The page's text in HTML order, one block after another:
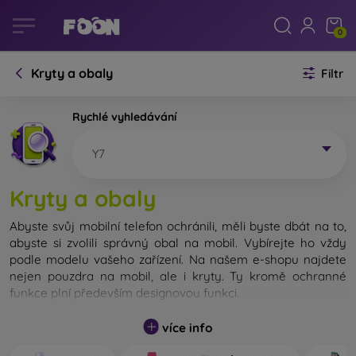
0
Kryty a obaly Filtr
Rychlé vyhledávání
Y7
Kryty a obaly
Abyste svůj mobilní telefon ochránili, měli byste dbát na to,
abyste si zvolili správný obal na mobil. Vybírejte ho vždy
podle modelu vašeho zařízení. Na našem e-shopu najdete
nejen pouzdra na mobil, ale i kryty. Ty kromě ochranné
funkce plní především designovou funkci.
Kryt na mobil můžeme také nazvat zadní kryt. Je určen na
ochranu zadní části telefonu. Jednotlivé kryty na mobil se
více info